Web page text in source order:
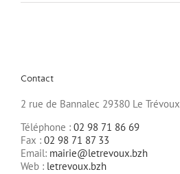
Contact
2 rue de Bannalec 29380 Le Trévoux
Téléphone : 02 98 71 86 69
Fax : 02 98 71 87 33
Email: mairie@letrevoux.bzh
Web : letrevoux.bzh